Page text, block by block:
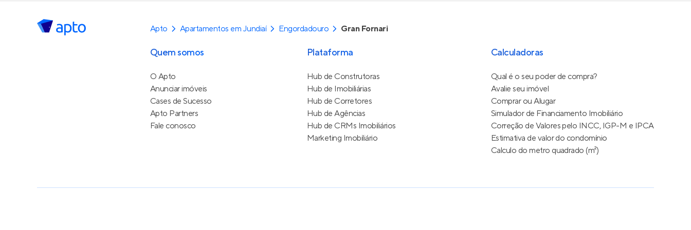
Apto Apartamentos em Jundiaí Engordadouro Gran Fornari
Quem somos
O Apto
Anunciar imóveis
Cases de Sucesso
Apto Partners
Fale conosco
Plataforma
Hub de Construtoras
Hub de Imobiliárias
Hub de Corretores
Hub de Agências
Hub de CRMs Imobiliários
Marketing Imobiliário
Calculadoras
Qual é o seu poder de compra?
Avalie seu imóvel
Comprar ou Alugar
Simulador de Financiamento Imobiliário
Correção de Valores pelo INCC, IGP-M e IPCA
Estimativa de valor do condomínio
Calculo do metro quadrado (m²)